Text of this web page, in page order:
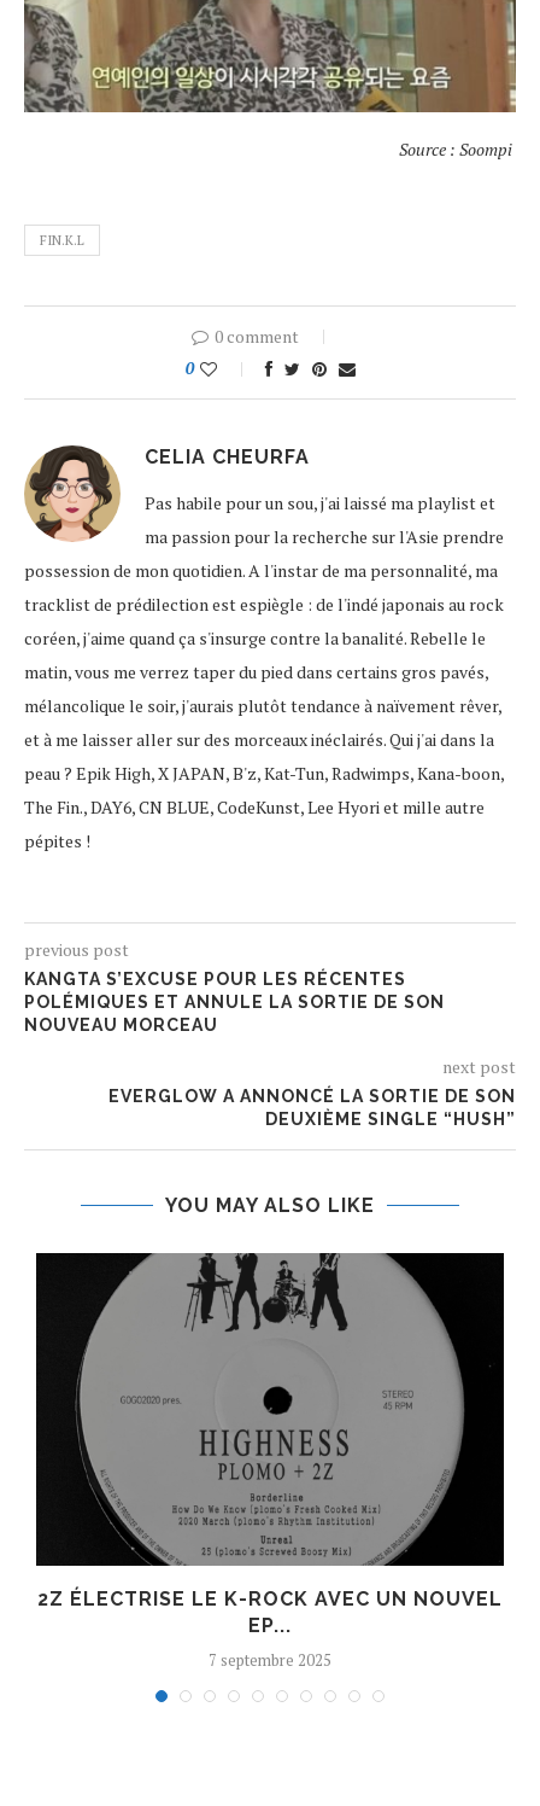
Source : Soompi
FIN.K.L
0 comment
0
CELIA CHEURFA
Pas habile pour un sou, j'ai laissé ma playlist et
ma passion pour la recherche sur l'Asie prendre
possession de mon quotidien. A l'instar de ma personnalité, ma
tracklist de prédilection est espiègle : de l'indé japonais au rock
coréen, j'aime quand ça s'insurge contre la banalité. Rebelle le
matin, vous me verrez taper du pied dans certains gros pavés,
mélancolique le soir, j'aurais plutôt tendance à naïvement rêver,
et à me laisser aller sur des morceaux inéclairés. Qui j'ai dans la
peau ? Epik High, X JAPAN, B'z, Kat-Tun, Radwimps, Kana-boon,
The Fin., DAY6, CN BLUE, CodeKunst, Lee Hyori et mille autre
pépites !
previous post
KANGTA S’EXCUSE POUR LES RÉCENTES
POLÉMIQUES ET ANNULE LA SORTIE DE SON
NOUVEAU MORCEAU
next post
EVERGLOW A ANNONCÉ LA SORTIE DE SON
DEUXIÈME SINGLE “HUSH”
YOU MAY ALSO LIKE
2Z ÉLECTRISE LE K-ROCK AVEC UN NOUVEL
EP...
7 septembre 2025